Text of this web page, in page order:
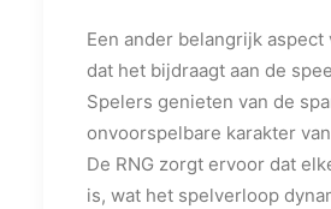
Een ander belangrijk aspect
dat het bijdraagt aan de
Spelers genieten van de
onvoorspelbare karakter
De RNG zorgt ervoor dat
is, wat het spelverloop